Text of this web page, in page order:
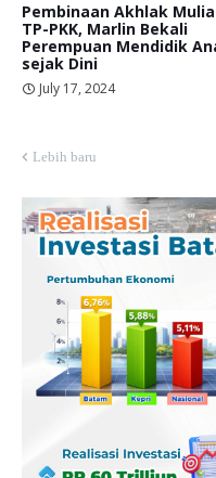
Pembinaan Akhlak Mulia
TP-PKK, Marlin Bekali
Perempuan Mendidik
sejak Dini
July 17, 2024
Lebih baru